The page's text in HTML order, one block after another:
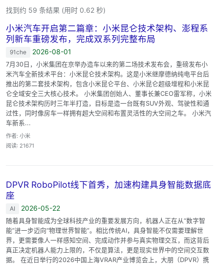
找到约 59 条结果 (用时 0.62 秒)
小米汽车开启第二篇章：小米昆仑技术架构、澎程系
列新车重磅发布，完成双系列完整布局
91che 2026-08-01
7月30日，小米集团在京举办造车以来的第二场技术发布会，重磅发布小
米汽车全新技术平台：小米昆仑技术架构。这是小米继摩德纳纯电平台后
推出的第二套技术架构，包含小米昆仑平台、小米昆仑超级增程和小米昆
仑全域安全三大核心技术。 小米集团创始人、董事长兼CEO雷军称，小米
昆仑技术架构历时三年半打造，目标是造一台既有SUV外观、驾驶性和通
过性，同时像房车一样拥有超大空间和布置灵活性的大空间之车。 小米汽
车新系...
作者: 小米
阅读: 21671
DPVR RoboPilot线下首秀，加速构建具身智能数据底
座
AI 2026-05-22
随着具身智能成为全球科技产业的重要发展方向，机器人正在从“数字智
能”进一步迈向“物理世界智能”。相比传统AI，具身智能不仅需要理解世
界，更需要像人一样感知空间、完成动作并参与真实物理交互，而这背后
真正决定机器人能力上限的，不仅是算法，更是现实世界中的空间交互数
据。 在近日举行的2026中国上海VRAR产业博览会上，大朋（DPVR）携